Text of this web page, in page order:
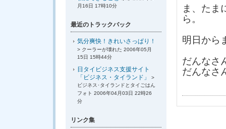
ま、たま
ら。
明日から
だんなさ
だんなさ
月16日 17時10分
最近のトラックバック
気分爽快！きれいさっぱり！
> クーラーが壊れた 2006年05月
15日 15時44分
日タイビジネス支援サイト
「ビジネス・タイランド」
>
ビジネス･タイランドとタイごはん
フォト 2006年04月03日 22時26
分
リンク集